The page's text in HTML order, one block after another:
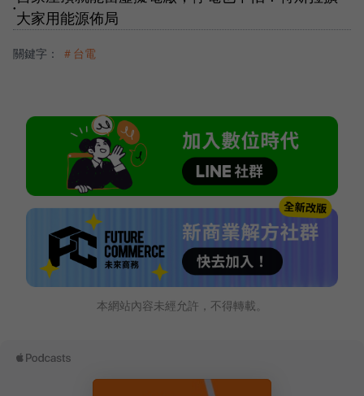
●
大家用能源佈局
關鍵字： ＃台電
本網站內容未經允許，不得轉載。